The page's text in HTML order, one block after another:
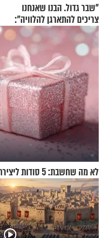
"שבר גדול. הבנו שאנחנו
צריכים להתארגן להלוויה":
זוגיות במבחן, הפעם עם מרים
וגד דנינו
לא מה שחשבת: 5 סודות ליצירת מראה מטופח ורענן